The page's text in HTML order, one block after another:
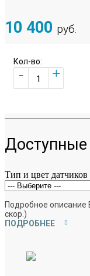
10 400 руб.
Кол-во:
- +
Тип и цвет датчиков
Подробное описание
скор.)
ПОДРОБНЕЕ